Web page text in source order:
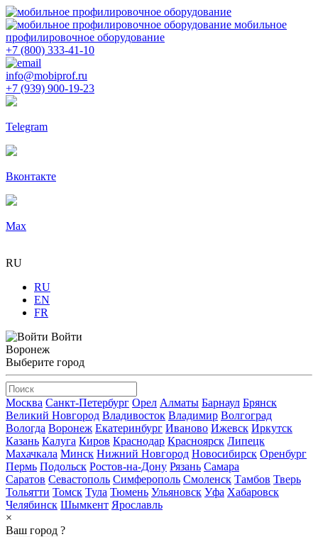
мобильное
профилировочное оборудование
+7 (800) 333-41-10
info@mobiprof.ru
+7 (939) 900-19-23
Telegram
Вконтакте
Max
RU
RU
EN
FR
Войти
Воронеж
Выберите город
Москва Санкт-Петербург Орел Алматы Барнаул Брянск
Великий Новгород Владивосток Владимир Волгоград
Вологда Воронеж Екатеринбург Иваново Ижевск Иркутск
Казань Калуга Киров Краснодар Красноярск Липецк
Махачкала Минск Нижний Новгород Новосибирск Оренбург
Пермь Подольск Ростов-на-Дону Рязань Самара
Саратов Севастополь Симферополь Смоленск Тамбов Тверь
Тольятти Томск Тула Тюмень Ульяновск Уфа Хабаровск
Челябинск Шымкент Ярославль
×
Ваш город ?